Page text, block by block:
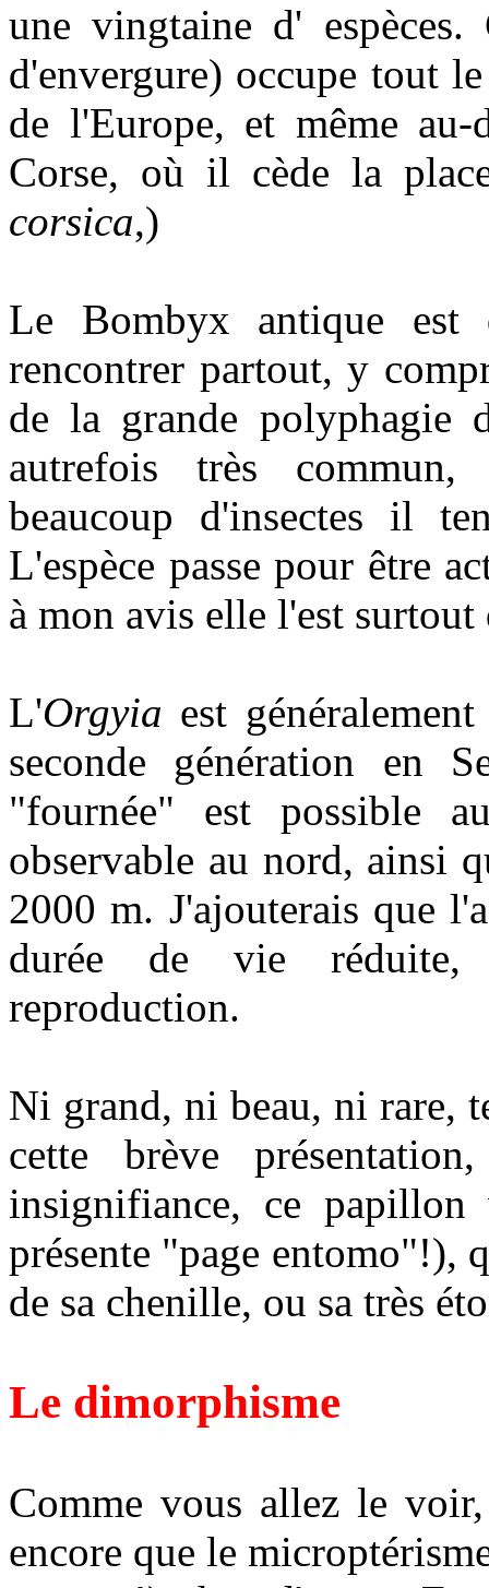
une vingtaine d'
d'envergure) occupe tout
de l'Europe, et même
Corse, où il cède la
corsica,)
Le Bombyx antique
rencontrer partout, y
de la grande polyphagie
autrefois très
beaucoup d'insectes il
L'espèce passe pour être
à mon avis elle l'est surtout
L'Orgyia est
seconde génération en
"fournée" est possible
observable au nord, ainsi
2000 m. J'ajouterais que
durée de vie réduite,
reproduction.
Ni grand, ni beau, ni rare,
cette brève
insignifiance, ce
présente "page entomo"!),
de sa chenille, ou sa très
Le dimorphisme
Comme vous allez le
encore que le